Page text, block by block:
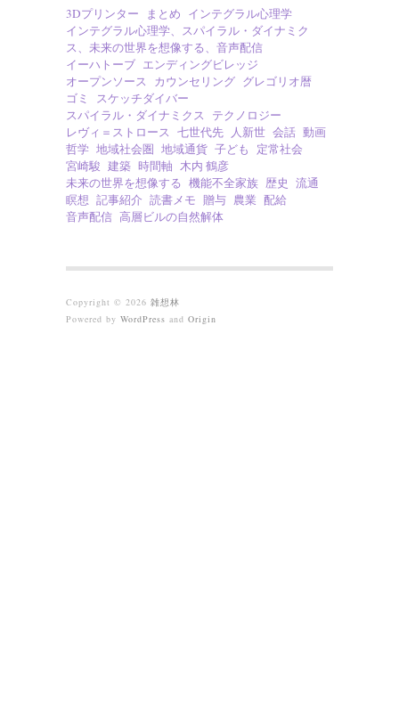
3Dプリンター まとめ インテグラル心理学
インテグラル心理学、スパイラル・ダイナミク
ス、未来の世界を想像する、音声配信
イーハトーブ エンディングビレッジ
オープンソース
カウンセリング グレゴリオ暦
ゴミ
スケッチダイバー
スパイラル・ダイナミクス
テクノロジー
レヴィ＝ストロース 七世代先 人新世 会話 動画
哲学 地域社会圏 地域通貨 子ども
定常社会
宮崎駿 建築 時間軸 木内 鶴彦
未来の世界を想像する 機能不全家族 歴史 流通
瞑想 記事紹介 読書メモ 贈与 農業 配給
音声配信 高層ビルの自然解体
Copyright © 2026 雑想林
Powered by WordPress and Origin